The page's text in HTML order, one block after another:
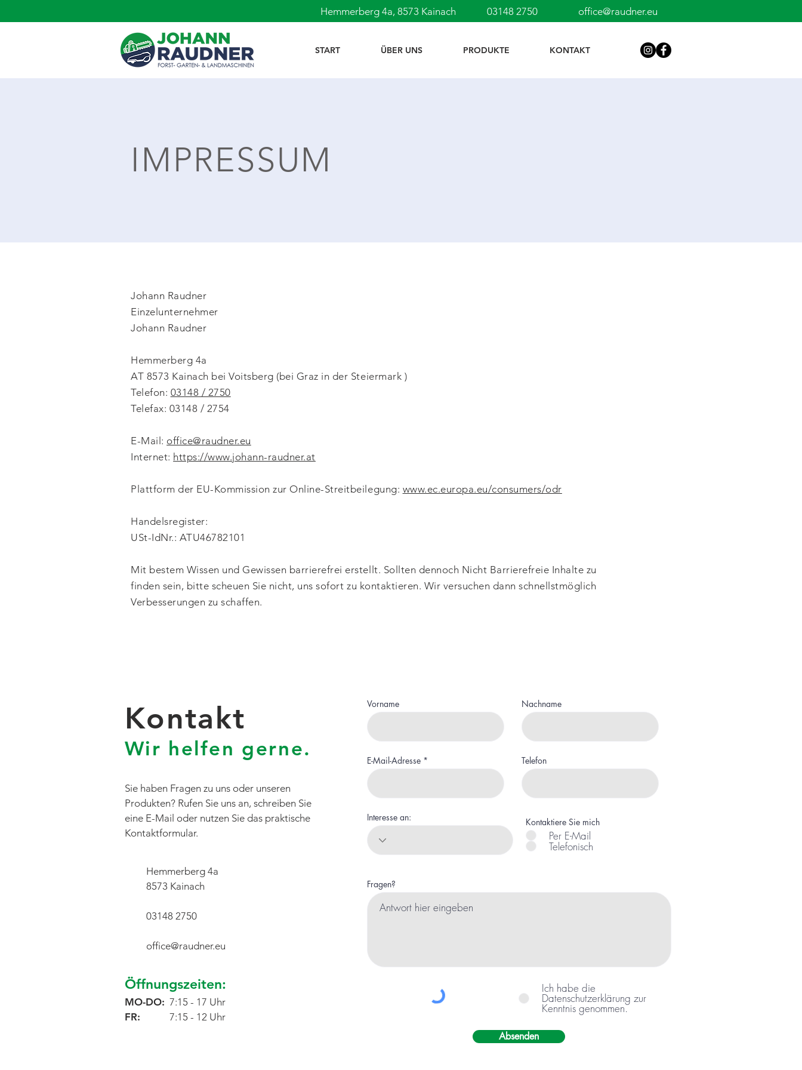
Hemmerberg 4a, 8573 Kainach 03148 2750 office@raudner.eu
START ÜBER UNS PRODUKTE KONTAKT
IMPRESSUM
Johann Raudner
Einzelunternehmer
Johann Raudner
Hemmerberg 4a
AT 8573 Kainach bei Voitsberg (bei Graz in der Steiermark )
Telefon: 03148 / 2750
Telefax: 03148 / 2754
E-Mail: office@raudner.eu
Internet: https://www.johann-raudner.at
Plattform der EU-Kommission zur Online-Streitbeilegung: www.ec.europa.eu/consumers/odr
Handelsregister:
USt-IdNr.: ATU46782101
Mit bestem Wissen und Gewissen barrierefrei erstellt. Sollten dennoch Nicht Barrierefreie Inhalte zu
finden sein, bitte scheuen Sie nicht, uns sofort zu kontaktieren. Wir versuchen dann schnellstmöglich
Verbesserungen zu schaffen.
Kontakt
Wir helfen gerne.
Sie haben Fragen zu uns oder unseren
Produkten? Rufen Sie uns an, schreiben Sie
eine E-Mail oder nutzen Sie das praktische
Kontaktformular.
Hemmerberg 4a
8573 Kainach
03148 2750
office@raudner.eu
Öffnungszeiten:
MO-DO: 7:15 - 17 Uhr
FR:
7:15 - 12 Uhr
Vorname Nachname
E-Mail-Adresse Telefon
Interesse an: Kontaktiere Sie mich
Per E-Mail
Telefonisch
Fragen?
Ich habe die
Datenschutzerklärung zur
Kenntnis genommen.
Absenden